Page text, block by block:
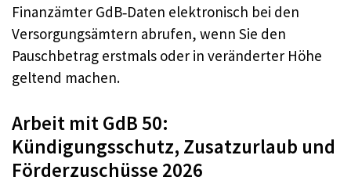
Finanzämter GdB‑Daten elektronisch bei den
Versorgungsämtern abrufen, wenn Sie den
Pauschbetrag erstmals oder in veränderter Höhe
geltend machen.
Arbeit mit GdB 50:
Kündigungsschutz, Zusatzurlaub und
Förderzuschüsse 2026